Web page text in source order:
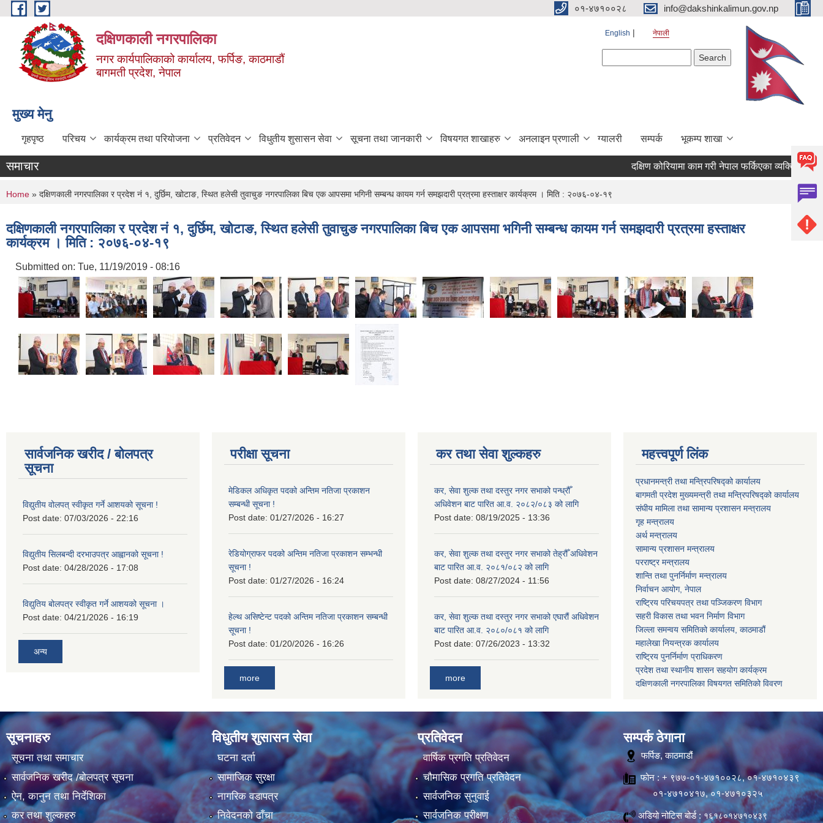
Skip to main content ०१-४७१००२८ info@dakshinkalimun.gov.np
दक्षिणकाली नगरपालिका
नगर कार्यपालिकाको कार्यालय, फर्पिङ, काठमाडौं
बागमती प्रदेश, नेपाल
English नेपाली
मुख्य मेनु
गृहपृष्ठ परिचय कार्यक्रम तथा परियोजना प्रतिवेदन विधुतीय शुसासन सेवा सूचना तथा जानकारी विषयगत शाखाहरु अनलाइन प्रणाली ग्यालरी सम्पर्क भूकम्प शाखा
समाचार दक्षिण कोरियामा काम गरी नेपाल फर्किएका
You are here
Home » दक्षिणकाली नगरपालिका र प्रदेश नं १, दुर्छिम, खोटाङ, स्थित हलेसी तुवाचुङ नगरपालिका बिच एक आपसमा भगिनी सम्बन्ध कायम गर्न समझदारी प्रत्रमा हस्ताक्षर कार्यक्रम । मिति : २०७६-०४-१९
दक्षिणकाली नगरपालिका र प्रदेश नं १, दुर्छिम, खोटाङ, स्थित हलेसी तुवाचुङ नगरपालिका बिच एक आपसमा भगिनी सम्बन्ध कायम गर्न समझदारी प्रत्रमा हस्ताक्षर
कार्यक्रम । मिति : २०७६-०४-१९
Submitted on: Tue, 11/19/2019 - 08:16
सार्वजनिक खरीद / बोलपत्र
सूचना
विद्युतीय वोलपत् स्वीकृत गर्ने आशयको सूचना !
Post date: 07/03/2026 - 22:16
विद्युतीय सिलबन्दी दरभाउपत्र आह्वानको सूचना !
Post date: 04/28/2026 - 17:08
विद्युतिय बोलपत्र स्वीकृत गर्ने आशयको सूचना ।
Post date: 04/21/2026 - 16:19
अन्य
परीक्षा सूचना
मेडिकल अधिकृत पदको अन्तिम नतिजा प्रकाशन
सम्बन्धी सूचना !
Post date: 01/27/2026 - 16:27
रेडियोग्राफर पदको अन्तिम नतिजा प्रकाशन सम्भन्धी
सूचना !
Post date: 01/27/2026 - 16:24
हेल्थ असिष्टेन्ट पदको अन्तिम नतिजा प्रकाशन सम्बन्धी
सूचना !
Post date: 01/20/2026 - 16:26
more
कर तथा सेवा शुल्कहरु
कर, सेवा शुल्क तथा दस्तुर नगर सभाको पन्ध्रौँ
अधिवेशन बाट पारित आ.व. २०८२/०८३ को लागि
Post date: 08/19/2025 - 13:36
कर, सेवा शुल्क तथा दस्तुर नगर सभाको तेह्रौँ अधिवेशन
बाट पारित आ.व. २०८१/०८२ को लागि
Post date: 08/27/2024 - 11:56
कर, सेवा शुल्क तथा दस्तुर नगर सभाको एघारौं अधिवेशन
बाट पारित आ.व. २०८०/०८१ को लागि
Post date: 07/26/2023 - 13:32
more
महत्त्वपूर्ण लिंक
प्रधानमन्त्री तथा मन्त्रिपरिषद्को कार्यालय
बागमती प्रदेश मुख्यमन्त्री तथा मन्त्रिपरिषद्को कार्यालय
संघीय मामिला तथा सामान्य प्रशासन मन्त्रालय
गृह मन्त्रालय
अर्थ मन्त्रालय
सामान्य प्रशासन मन्त्रालय
परराष्ट्र मन्त्रालय
शान्ति तथा पुनर्निर्माण मन्त्रालय
निर्वाचन आयोग, नेपाल
राष्ट्रिय परिचयपत्र तथा पञ्जिकरण विभाग
सहरी विकास तथा भवन निर्माण विभाग
जिल्ला समन्वय समितिको कार्यालय, काठमाडौं
महालेखा नियन्त्रक कार्यालय
राष्ट्रिय पुनर्निर्माण प्राधिकरण
प्रदेश तथा स्थानीय शासन सहयोग कार्यक्रम
दक्षिणकाली नगरपालिका विषयगत समितिको विवरण
सूचनाहरु
सूचना तथा समाचार
सार्वजनिक खरीद /बोलपत्र सूचना
ऐन, कानुन तथा निर्देशिका
कर तथा शुल्कहरु
विधुतीय शुसासन सेवा
घटना दर्ता
सामाजिक सुरक्षा
नागरिक वडापत्र
निवेदनको ढाँचा
प्रतिवेदन
वार्षिक प्रगति प्रतिवेदन
चौमासिक प्रगति प्रतिवेदन
सार्वजनिक सुनुवाई
सार्वजनिक परीक्षण
सम्पर्क ठेगाना
फर्पिङ, काठमाडौं
फोन : + ९७७-०१-४७१००२८, ०१-४७१०४३९
०१-४७१०४१७, ०१-४७१०३२५
अडियो नोटिस बोर्ड : १६१८०१४७१०४३९